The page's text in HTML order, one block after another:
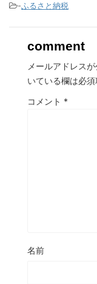
-ふるさと納税
comment
メールアドレス
いている欄は必
コメント *
名前